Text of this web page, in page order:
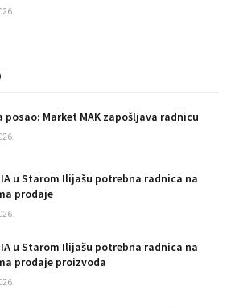
posao: Market MAK zapošljava radnicu
u Starom Ilijašu potrebna radnica na
prodaje
u Starom Ilijašu potrebna radnica na
prodaje proizvoda